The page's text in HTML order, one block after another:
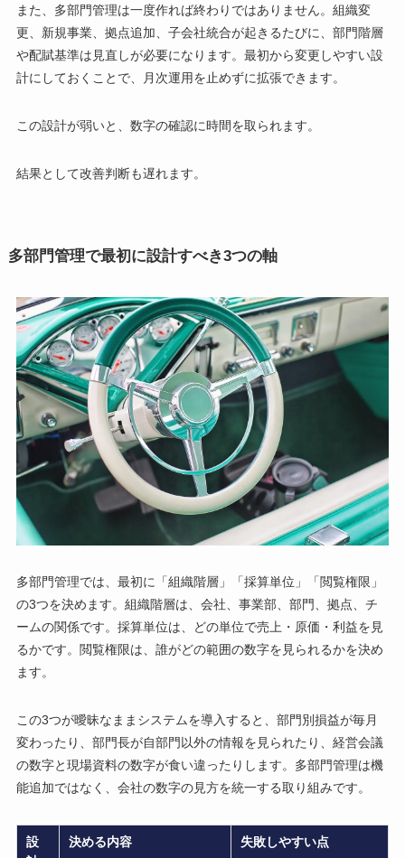
また、多部門管理は一度作れば終わりではありません。組織変
更、新規事業、拠点追加、子会社統合が起きるたびに、部門階層
や配賦基準は見直しが必要になります。最初から変更しやすい設
計にしておくことで、月次運用を止めずに拡張できます。
この設計が弱いと、数字の確認に時間を取られます。
結果として改善判断も遅れます。
多部門管理で最初に設計すべき3つの軸
多部門管理では、最初に「組織階層」「採算単位」「閲覧権限」
の3つを決めます。組織階層は、会社、事業部、部門、拠点、チ
ームの関係です。採算単位は、どの単位で売上・原価・利益を見
るかです。閲覧権限は、誰がどの範囲の数字を見られるかを決め
ます。
この3つが曖昧なままシステムを導入すると、部門別損益が毎月
変わったり、部門長が自部門以外の情報を見られたり、経営会議
の数字と現場資料の数字が食い違ったりします。多部門管理は機
能追加ではなく、会社の数字の見方を統一する取り組みです。
設
決める内容 失敗しやすい点